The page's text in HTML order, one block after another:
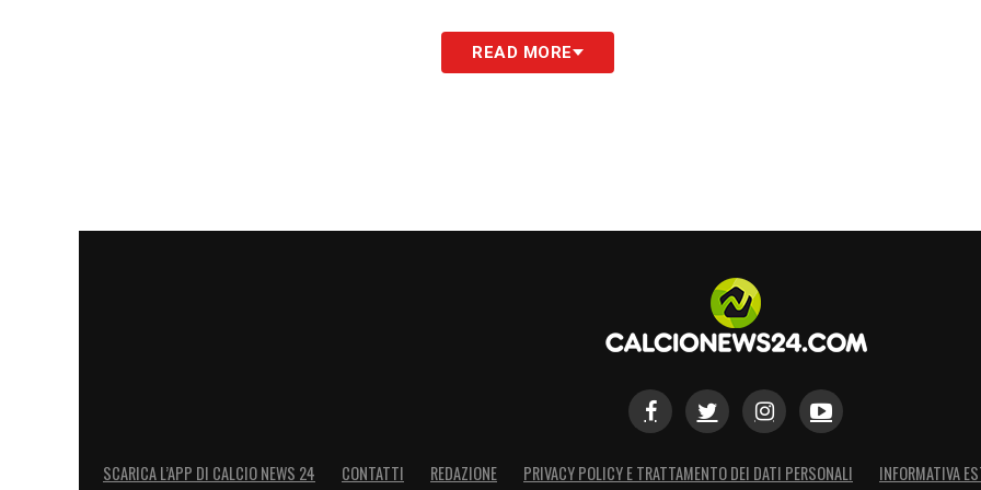
Nel corso della stagione il terzino tedesco ha collezionato 13 presenze e un assist,
confermandosi una risorsa affidabile nelle rotazioni del Gladbach. Ora il suo futuro
READ MORE
SCARICA L’APP DI CALCIO NEWS 24 CONTATTI REDAZIONE PRIVACY POLICY E TRATTAMENTO DEI DATI PERSONALI INFORMATIVA